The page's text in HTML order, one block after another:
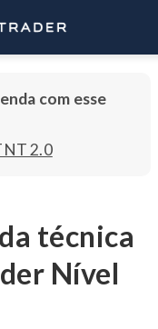
técnica
Nível
com esse
2.0